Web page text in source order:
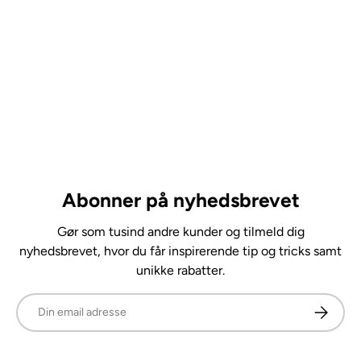
Abonner på nyhedsbrevet
Gør som tusind andre kunder og tilmeld dig
nyhedsbrevet, hvor du får inspirerende tip og tricks samt
unikke rabatter.
E-mail Abonner